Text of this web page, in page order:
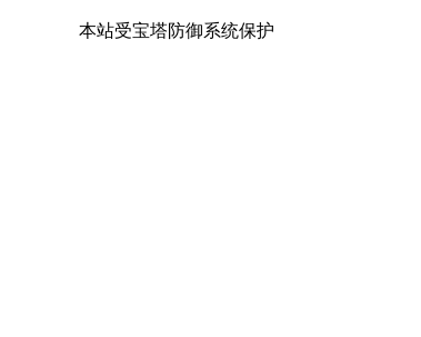
本站受宝塔防御系统保护